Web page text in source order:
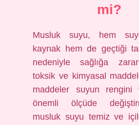
mi?
Musluk suyu, hem
kaynak hem de geçtiği
nedeniyle sağlığa
toksik ve kimyasal
maddeler suyun rengini
önemli ölçüde
musluk suyu temiz ve